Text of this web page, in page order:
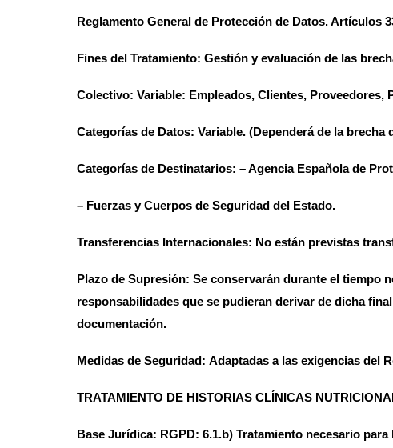
Reglamento General de Protección de Datos. Artículos
Fines del Tratamiento: Gestión y evaluación de las
Colectivo: Variable: Empleados, Clientes, Proveedores,
Categorías de Datos: Variable. (Dependerá de la brecha
Categorías de Destinatarios: – Agencia Española de
– Fuerzas y Cuerpos de Seguridad del Estado.
Transferencias Internacionales: No están previstas
Plazo de Supresión: Se conservarán durante el tiempo
responsabilidades que se pudieran derivar de dicha
documentación.
Medidas de Seguridad: Adaptadas a las exigencias del
TRATAMIENTO DE HISTORIAS CLÍNICAS
Base Jurídica: RGPD: 6.1.b) Tratamiento necesario